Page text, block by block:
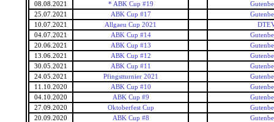
08.08.2021
* ABK Cup #19
25.07.2021
ABK Cup #17
10.07.2021
Allgaeu Cup 2021
04.07.2021
ABK Cup #14
20.06.2021
ABK Cup #13
13.06.2021
ABK Cup #12
30.05.2021
ABK Cup #11
24.05.2021
Pfingstturnier 2021
11.10.2020
ABK Cup #10
04.10.2020
ABK Cup #9
27.09.2020
Oktoberfest Cup
20.09.2020
ABK Cup #8